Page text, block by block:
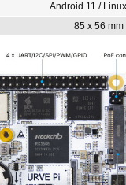
Android 11 /
85 x 56 mm